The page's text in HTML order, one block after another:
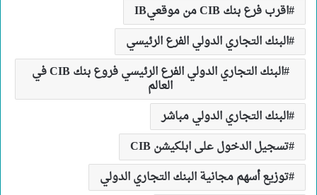
اقرب فرع بنك CIB من موقعيIB
البنك التجاري الدولي الفرع الرئيسي
البنك التجاري الدولي الفرع الرئيسي فروع بنك CIB في
العالم
البنك التجاري الدولي مباشر
تسجيل الدخول على ابلكيشن CIB
توزيع أسهم مجانية البنك التجاري الدولي